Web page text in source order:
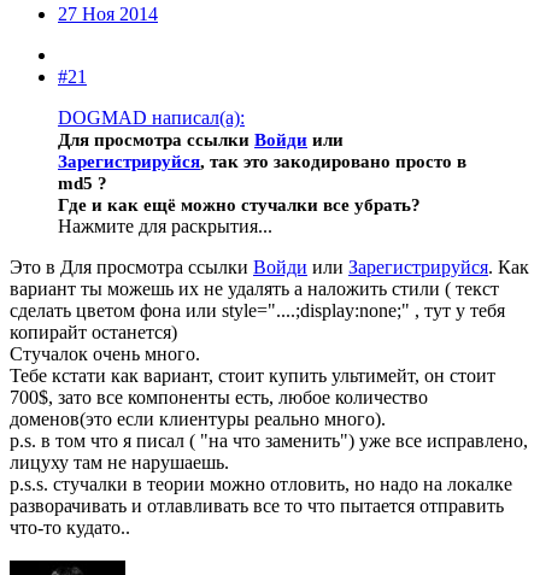
27 Ноя 2014
#21
DOGMAD написал(а):
Для просмотра ссылки Войди или
Зарегистрируйся, так это закодировано просто в
md5 ?
Где и как ещё можно стучалки все убрать?
Нажмите для раскрытия...
Это в Для просмотра ссылки Войди или Зарегистрируйся. Как
вариант ты можешь их не удалять а наложить стили ( текст
сделать цветом фона или style="....;display:none;" , тут у тебя
копирайт останется)
Стучалок очень много.
Тебе кстати как вариант, стоит купить ультимейт, он стоит
700$, зато все компоненты есть, любое количество
доменов(это если клиентуры реально много).
p.s. в том что я писал ( "на что заменить") уже все исправлено,
лицуху там не нарушаешь.
p.s.s. стучалки в теории можно отловить, но надо на локалке
разворачивать и отлавливать все то что пытается отправить
что-то кудато..